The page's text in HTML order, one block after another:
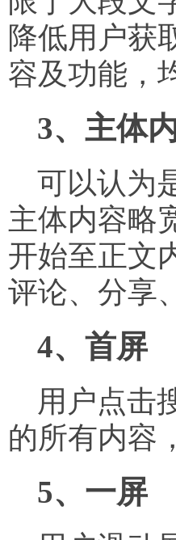
降低用户获
容及功能，
3、主体
可以认为
主体内容略
开始至正文
评论、分享
4、首屏
用户点击
的所有内容
5、一屏